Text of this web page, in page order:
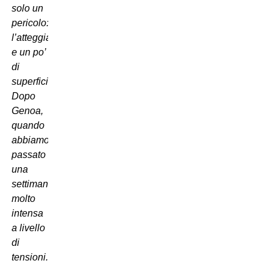
solo un
pericolo:
l’atteggiamento
e un po’
di
superficialità.
Dopo
Genoa,
quando
abbiamo
passato
una
settimana
molto
intensa
a livello
di
tensioni.